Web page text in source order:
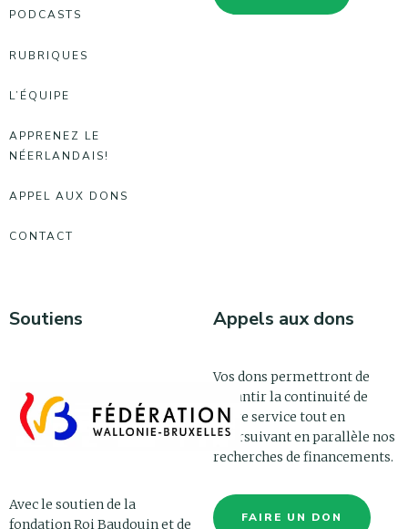
PODCASTS
RUBRIQUES
L’ÉQUIPE
APPRENEZ LE
NÉERLANDAIS!
APPEL AUX DONS
CONTACT
Soutiens
Avec le soutien de la
fondation Roi Baudouin et de
Appels aux dons
Vos dons permettront de
garantir la continuité de
notre service tout en
poursuivant en parallèle nos
recherches de financements.
FAIRE UN DON